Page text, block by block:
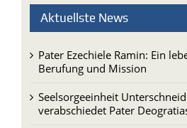
Pater Ezechiele Ramin: Ein
Berufung und Mission
Seelsorgeeinheit
verabschiedet Pater